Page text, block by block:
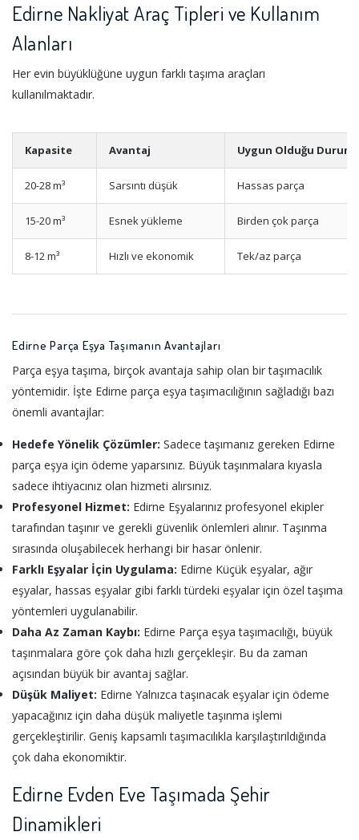
Edirne Nakliyat Araç Tipleri ve Kullanım
Alanları
Her evin büyüklüğüne uygun farklı taşıma araçları
kullanılmaktadır.
Kapasite Avantaj Uygun Olduğu Durum
20-28 m³ Sarsıntı düşük Hassas parça
15-20 m³ Esnek yükleme Birden çok parça
8-12 m³ Hızlı ve ekonomik Tek/az parça
Edirne Parça Eşya Taşımanın Avantajları
Parça eşya taşıma, birçok avantaja sahip olan bir taşımacılık
yöntemidir. İşte Edirne parça eşya taşımacılığının sağladığı bazı
önemli avantajlar:
Hedefe Yönelik Çözümler: Sadece taşımanız gereken Edirne
parça eşya için ödeme yaparsınız. Büyük taşınmalara kıyasla
sadece ihtiyacınız olan hizmeti alırsınız.
Profesyonel Hizmet: Edirne Eşyalarınız profesyonel ekipler
tarafından taşınır ve gerekli güvenlik önlemleri alınır. Taşınma
sırasında oluşabilecek herhangi bir hasar önlenir.
Farklı Eşyalar İçin Uygulama: Edirne Küçük eşyalar, ağır
eşyalar, hassas eşyalar gibi farklı türdeki eşyalar için özel taşıma
yöntemleri uygulanabilir.
Daha Az Zaman Kaybı: Edirne Parça eşya taşımacılığı, büyük
taşınmalara göre çok daha hızlı gerçekleşir. Bu da zaman
açısından büyük bir avantaj sağlar.
Düşük Maliyet: Edirne Yalnızca taşınacak eşyalar için ödeme
yapacağınız için daha düşük maliyetle taşınma işlemi
gerçekleştirilir. Geniş kapsamlı taşımacılıkla karşılaştırıldığında
çok daha ekonomiktir.
Edirne Evden Eve Taşımada Şehir
Dinamikleri